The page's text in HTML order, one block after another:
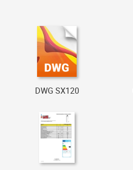
DWG SX120